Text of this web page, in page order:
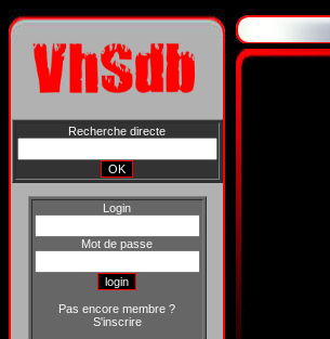
Recherche directe
Login
Mot de passe
Pas encore membre ?
S'inscrire